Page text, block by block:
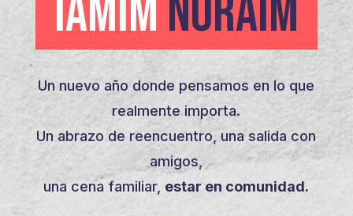
IAMIM NORAIM
Un nuevo año donde pensamos en lo que
realmente importa.
Un abrazo de reencuentro, una salida con
amigos,
una cena familiar, estar en comunidad.